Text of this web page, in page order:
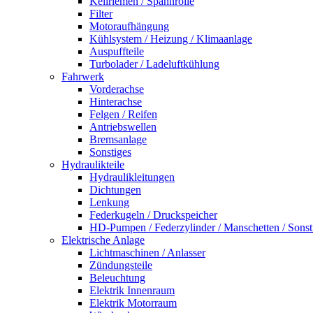
Filter
Motoraufhängung
Kühlsystem / Heizung / Klimaanlage
Auspuffteile
Turbolader / Ladeluftkühlung
Fahrwerk
Vorderachse
Hinterachse
Felgen / Reifen
Antriebswellen
Bremsanlage
Sonstiges
Hydraulikteile
Hydraulikleitungen
Dichtungen
Lenkung
Federkugeln / Druckspeicher
HD-Pumpen / Federzylinder / Manschetten /
Elektrische Anlage
Lichtmaschinen / Anlasser
Zündungsteile
Beleuchtung
Elektrik Innenraum
Elektrik Motorraum